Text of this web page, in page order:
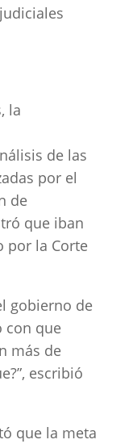
la
de las
por el
de
que iban
por la Corte
gobierno de
con que
más de
escribió
que la meta